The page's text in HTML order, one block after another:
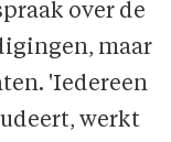
over de
maar
'Iedereen
werkt